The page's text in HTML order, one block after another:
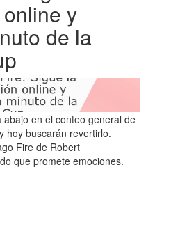
y
de la
en el conteo general de
hoy buscarán revertirlo.
Fire de Robert
que promete emociones.